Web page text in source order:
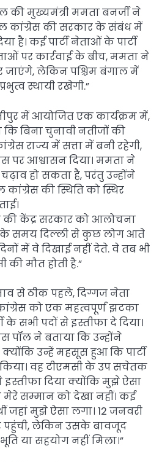
की मुख्यमंत्री ममता बनर्जी ने
कांग्रेस की सरकार के संबंध में
है। कई पार्टी नेताओं के पार्टी
पर कार्रवाई के बीच, ममता ने
लेकिन पश्चिम बंगाल में
स्थायी रखेगी.”
में आयोजित एक कार्यक्रम में,
बिना चुनावी नतीजों की
राज्य में सत्ता में बनी रहेगी,
पर आश्वासन दिया। ममता ने
हो सकता है, परंतु उन्होंने
की स्थिति को स्थिर
की केंद्र सरकार को आलोचना
के समय दिल्ली से कुछ लोग आते
में वे दिखाई नहीं देते. वे तब भी
मौत होती है.”
से ठीक पहले, दिग्गज नेता
को एक महत्वपूर्ण झटका
के सभी पदों से इस्तीफा दे दिया।
पॉल ने बताया कि उन्होंने
उन्हें महसूस हुआ कि पार्टी
वह टीएमसी के उप सचेतक
इस्तीफा दिया क्योंकि मुझे ऐसा
मेरे सम्मान को देखा नहीं। कई
जहां मुझे ऐसा लगा। 12 जनवरी
पहुंची, लेकिन उसके बावजूद
या सहयोग नहीं मिला।”